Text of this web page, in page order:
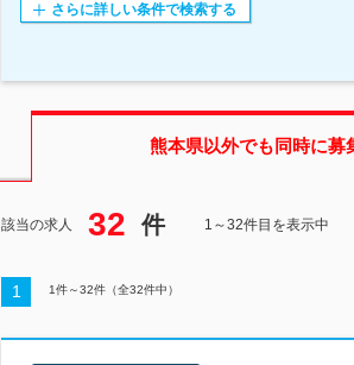
さらに詳しい条件で検索する
熊本県以外でも同時に募
該当の求人 32 件 1～32件目を表示中
1 1件～32件（全32件中）